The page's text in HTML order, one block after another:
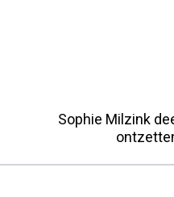
Sophie Milzink